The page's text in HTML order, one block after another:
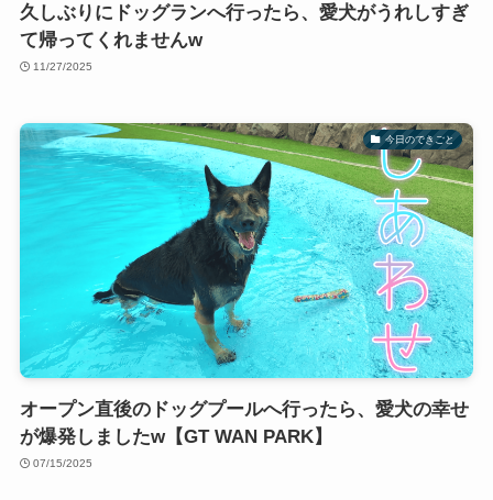
久しぶりにドッグランへ行ったら、愛犬がうれしすぎ
て帰ってくれませんw
11/27/2025
今日のできごと
オープン直後のドッグプールへ行ったら、愛犬の幸せ
が爆発しましたw【GT WAN PARK】
07/15/2025